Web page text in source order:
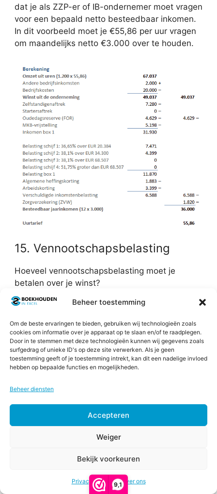
Beheer toestemming
Om de beste ervaringen te bieden, gebruiken wij technologieën zoals
cookies om informatie over je apparaat op te slaan en/of te raadplegen.
Door in te stemmen met deze technologieën kunnen wij gegevens zoals
surfgedrag of unieke ID's op deze site verwerken. Als je geen
toestemming geeft of je toestemming intrekt, kan dit een nadelige invloed
hebben op bepaalde functies en mogelijkheden.
Beheer diensten
Accepteren
Weiger
Bekijk voorkeuren
Privacy & CookiesOver ons
9,1
dat je als ZZP-er of IB-ondernemer moet vragen
voor een bepaald netto besteedbaar inkomen.
In dit voorbeeld moet je €55,86 per uur vragen
om maandelijks netto €3.000 over te houden.
15. Vennootschapsbelasting
Hoeveel vennootschapsbelasting moet je
betalen over je winst?
16. Vrijheidsgetal
Hoeveel omzet heb je nodig om zonder
Je vrijheidsgetal is het geldbedrag wat je nodig
dat je zonder zorgen geld uit kunt geven aan
€47,00 -
€47,00
tot